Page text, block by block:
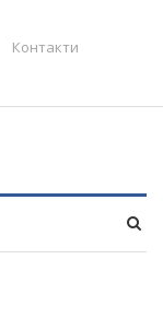
Контакти